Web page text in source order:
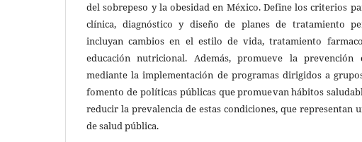
del sobrepeso y la obesidad en México. Define los criterios
clínica, diagnóstico y diseño de planes de tratamiento
incluyan cambios en el estilo de vida, tratamiento
educación nutricional. Además, promueve la prevención
mediante la implementación de programas dirigidos a
fomento de políticas públicas que promuevan hábitos
reducir la prevalencia de estas condiciones, que representan
de salud pública.